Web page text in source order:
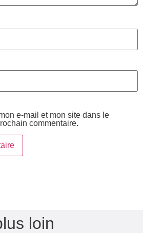
e-mail et mon site dans le
commentaire.
loin